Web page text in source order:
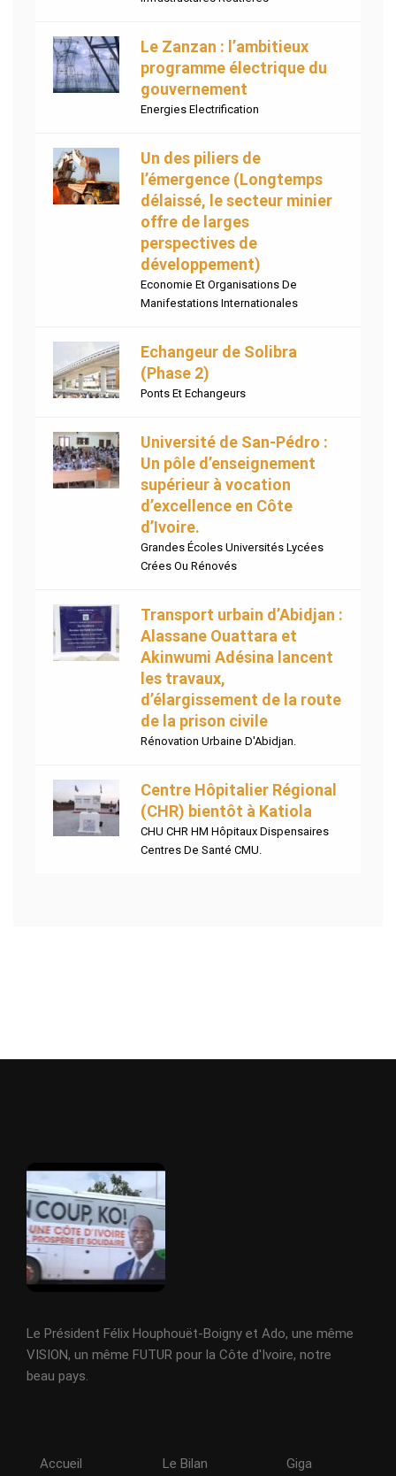
Le Zanzan : l’ambitieux
programme électrique du
gouvernement
Energies Electrification
Un des piliers de
l’émergence (Longtemps
délaissé, le secteur minier
offre de larges
perspectives de
développement)
Economie Et Organisations De
Manifestations Internationales
Echangeur de Solibra
(Phase 2)
Ponts Et Echangeurs
Université de San-Pédro :
Un pôle d’enseignement
supérieur à vocation
d’excellence en Côte
d’Ivoire.
Grandes Écoles Universités Lycées
Crées Ou Rénovés
Transport urbain d’Abidjan :
Alassane Ouattara et
Akinwumi Adésina lancent
les travaux,
d’élargissement de la route
de la prison civile
Rénovation Urbaine D'Abidjan.
Centre Hôpitalier Régional
(CHR) bientôt à Katiola
CHU CHR HM Hôpitaux Dispensaires
Centres De Santé CMU.
Le Président Félix Houphouët-Boigny et Ado, une même
VISION, un même FUTUR pour la Côte d'Ivoire, notre
beau pays.
Accueil
Le Bilan
Giga